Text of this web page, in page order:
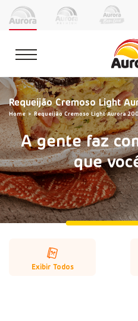
Requeijão Cremoso Light
Home Requeijão Cremoso Light Aurora
A gente faz
que
Exibir Todos